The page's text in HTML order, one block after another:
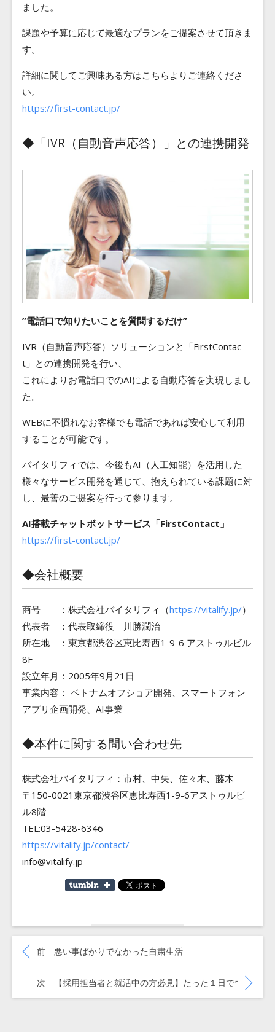
ました。
課題や予算に応じて最適なプランをご提案させて頂きま
す。
詳細に関してご興味ある方はこちらよりご連絡くださ
い。
https://first-contact.jp/
◆「IVR（自動音声応答）」との連携開発
”電話口で知りたいことを質問するだけ”
IVR（自動音声応答）ソリューションと「FirstContac
t」との連携開発を行い、
これによりお電話口でのAIによる自動応答を実現しまし
た。
WEBに不慣れなお客様でも電話であれば安心して利用
することが可能です。
バイタリフィでは、今後もAI（人工知能）を活用した
様々なサービス開発を通じて、抱えられている課題に対
し、最善のご提案を行って参ります。
AI搭載チャットボットサービス「FirstContact」
https://first-contact.jp/
◆会社概要
商号 ：株式会社バイタリフィ（https://vitalify.jp/）
代表者 ：代表取締役 川勝潤治
所在地 ：東京都渋谷区恵比寿西1-9-6 アストゥルビル
8F
設立年月：2005年9月21日
事業内容： ベトナムオフショア開発、スマートフォン
アプリ企画開発、AI事業
◆本件に関する問い合わせ先
株式会社バイタリフィ：市村、中矢、佐々木、藤木
〒150-0021東京都渋谷区恵比寿西1-9-6アストゥルビ
ル8階
TEL:03-5428-6346
https://vitalify.jp/contact/
info@vitalify.jp
投
ビ
ョ
前 過去の投稿:
悪い事ばかりでなかった自粛生活
次 次の投稿:
【採用担当者と就活中の方必見】たった１日でウォン